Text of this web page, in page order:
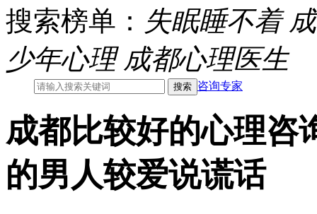
搜索榜单： 失眠睡不着
少年心理 成都心理医生
咨询专家
成都比较好的心理咨
的男人较爱说谎话